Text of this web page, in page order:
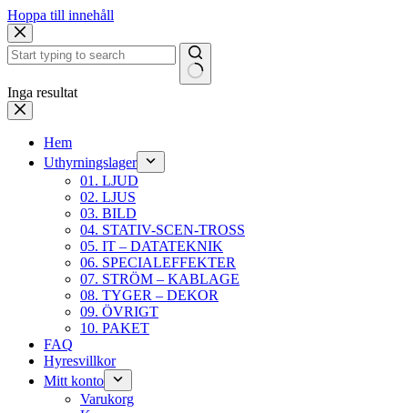
Hoppa till innehåll
Inga resultat
Hem
Uthyrningslager
01. LJUD
02. LJUS
03. BILD
04. STATIV-SCEN-TROSS
05. IT – DATATEKNIK
06. SPECIALEFFEKTER
07. STRÖM – KABLAGE
08. TYGER – DEKOR
09. ÖVRIGT
10. PAKET
FAQ
Hyresvillkor
Mitt konto
Varukorg